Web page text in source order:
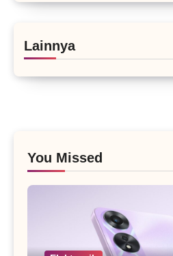
Lainnya
You Missed